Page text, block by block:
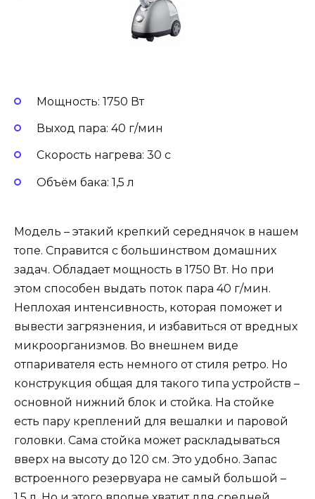
Мощность: 1750 Вт
Выход пара: 40 г/мин
Скорость нагрева: 30 с
Объём бака: 1,5 л
Модель – этакий крепкий середнячок в нашем
топе. Справится с большинством домашних
задач. Обладает мощность в 1750 Вт. Но при
этом способен выдать поток пара 40 г/мин.
Неплохая интенсивность, которая поможет и
вывести загрязнения, и избавиться от вредных
микроорганизмов. Во внешнем виде
отпаривателя есть немного от стиля ретро. Но
конструкция общая для такого типа устройств –
основной нижний блок и стойка. На стойке
есть пару креплений для вешалки и паровой
головки. Сама стойка может раскладываться
вверх на высоту до 120 см. Это удобно. Запас
встроенного резервуара не самый большой –